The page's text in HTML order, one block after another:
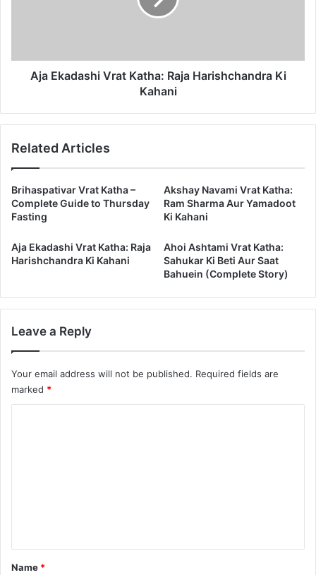
Aja Ekadashi Vrat Katha: Raja Harishchandra Ki
Kahani
Related Articles
Brihaspativar Vrat Katha –
Complete Guide to Thursday
Fasting
Akshay Navami Vrat Katha:
Ram Sharma Aur Yamadoot
Ki Kahani
Aja Ekadashi Vrat Katha: Raja
Harishchandra Ki Kahani
Ahoi Ashtami Vrat Katha:
Sahukar Ki Beti Aur Saat
Bahuein (Complete Story)
Leave a Reply
Your email address will not be published. Required fields are
marked *
*
Name *